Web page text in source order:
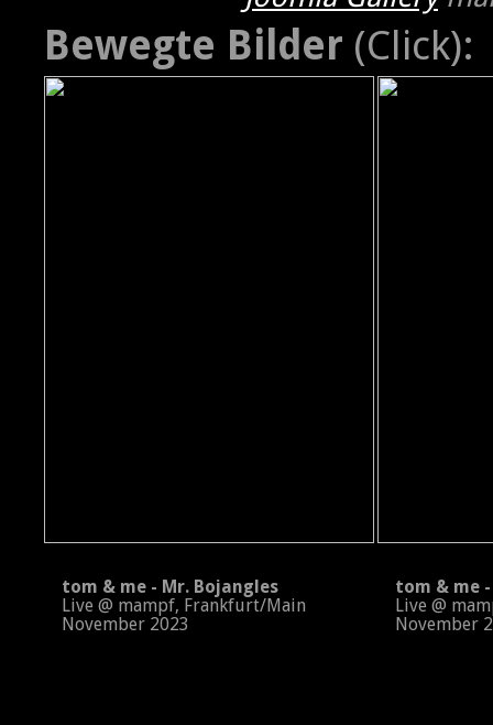
Bewegte Bilder (Click):
tom & me - Mr. Bojangles
Live @ mampf, Frankfurt/Main
November 2023
tom & me -
Live @
November